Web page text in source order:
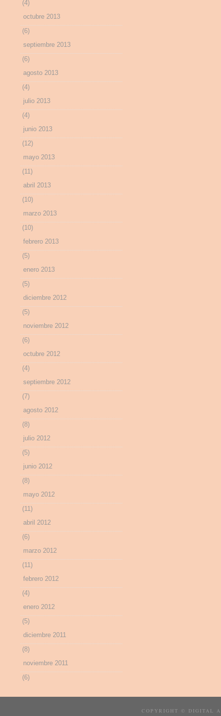
(4)
octubre 2013
(6)
septiembre 2013
(6)
agosto 2013
(4)
julio 2013
(4)
junio 2013
(12)
mayo 2013
(11)
abril 2013
(10)
marzo 2013
(10)
febrero 2013
(5)
enero 2013
(5)
diciembre 2012
(5)
noviembre 2012
(6)
octubre 2012
(4)
septiembre 2012
(7)
agosto 2012
(8)
julio 2012
(5)
junio 2012
(8)
mayo 2012
(11)
abril 2012
(6)
marzo 2012
(11)
febrero 2012
(4)
enero 2012
(5)
diciembre 2011
(8)
noviembre 2011
(6)
COPYRIGHT © DIGITAL